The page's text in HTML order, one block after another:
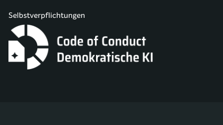
Selbstverpflichtungen